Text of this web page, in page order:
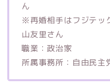
ん
※再婚相手はフジテッ
山友里さん
職業：政治家
所属事務所：自由民主